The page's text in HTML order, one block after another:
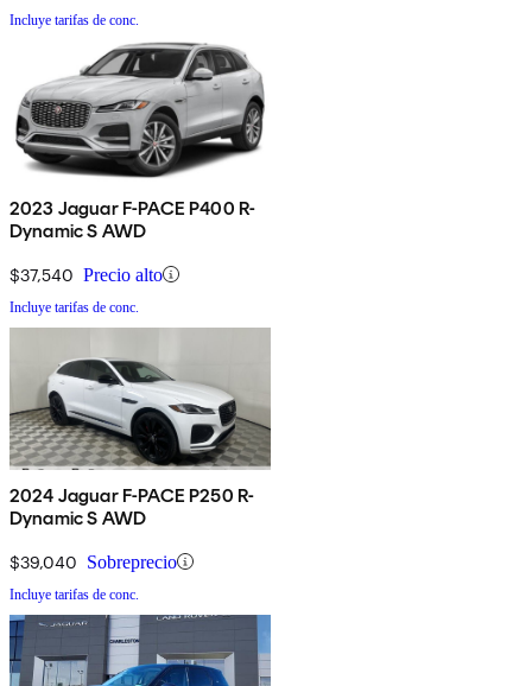
Incluye tarifas de conc.
2023 Jaguar F-PACE P400 R-
Dynamic S AWD
$37,540 Precio alto
Incluye tarifas de conc.
2024 Jaguar F-PACE P250 R-
Dynamic S AWD
$39,040 Sobreprecio
Incluye tarifas de conc.